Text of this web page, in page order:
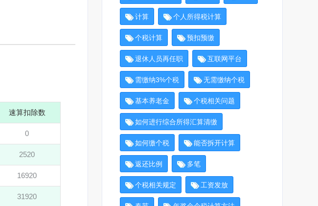
速算扣除数
0
2520
16920
31920
计算 个人所得税计算
个税计算 预扣预缴
退休人员再任职 互联网平台
需缴纳3%个税 无需缴纳个税
基本养老金 个税相关问题
如何进行综合所得汇算清缴
如何缴个税 能否拆开计算
返还比例 多笔
个税相关规定 工资发放